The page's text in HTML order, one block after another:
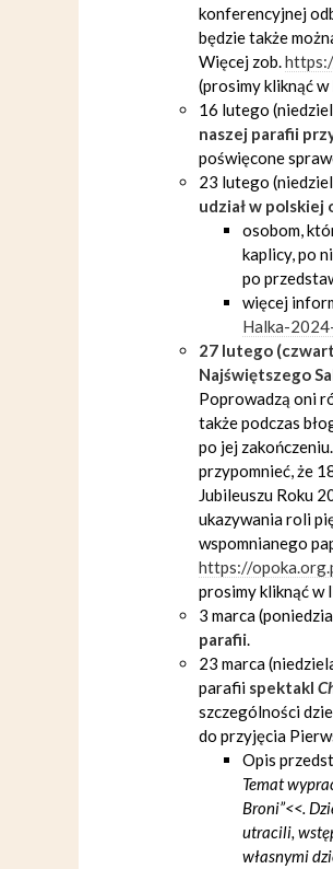
konferencyjnej
będzie także
Więcej zob.
(prosimy kliknąć w
16 lutego
naszej parafii
poświęcone
23 lutego
udział w
osobom,
kaplicy, po
po
więcej
Halka-
27 lutego
Najświętszego
Poprowadzą oni
także podczas
po jej
przypomnieć, że
Jubileuszu Roku
ukazywania roli
wspomnianego
https://
prosimy kliknąć w
3 marca
parafii.
23 marca
parafii spektakl
szczególności
do przyjęcia
Opis
Temat
Broni”<<.
utracili,
własnymi